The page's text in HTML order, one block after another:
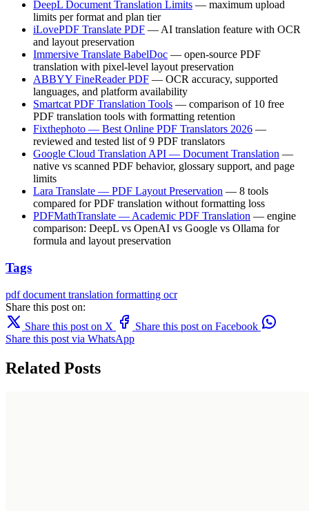
DeepL Document Translation Limits — maximum upload
limits per format and plan tier
iLovePDF Translate PDF — AI translation feature with OCR
and layout preservation
Immersive Translate BabelDoc — open-source PDF
translation with pixel-level layout preservation
ABBYY FineReader PDF — OCR accuracy, supported
languages, and platform availability
Smartcat PDF Translation Tools — comparison of 10 free
PDF translation tools with formatting retention
Fixthephoto — Best Online PDF Translators 2026 —
reviewed and tested list of 9 PDF translators
Google Cloud Translation API — Document Translation —
native vs scanned PDF behavior, glossary support, and page
limits
Lara Translate — PDF Layout Preservation — 8 tools
compared for PDF translation without formatting loss
PDFMathTranslate — Academic PDF Translation — engine
comparison: DeepL vs OpenAI vs Google vs Ollama for
formula and layout preservation
Tags
pdfdocument translation formatting ocr
Share this post on:
Share this post on X
Share this post on Facebook
Share this post via WhatsApp
Related Posts